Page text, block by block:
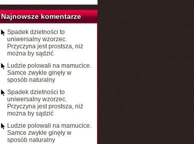
Najnowsze komentarze
Spadek dzietności to
uniwersalny wzorzec.
Przyczyna jest prostsza, niż
można by sądzić
Ludzie polowali na mamucice.
Samce zwykle ginęły w
sposób naturalny
Spadek dzietności to
uniwersalny wzorzec.
Przyczyna jest prostsza, niż
można by sądzić
Ludzie polowali na mamucice.
Samce zwykle ginęły w
sposób naturalny